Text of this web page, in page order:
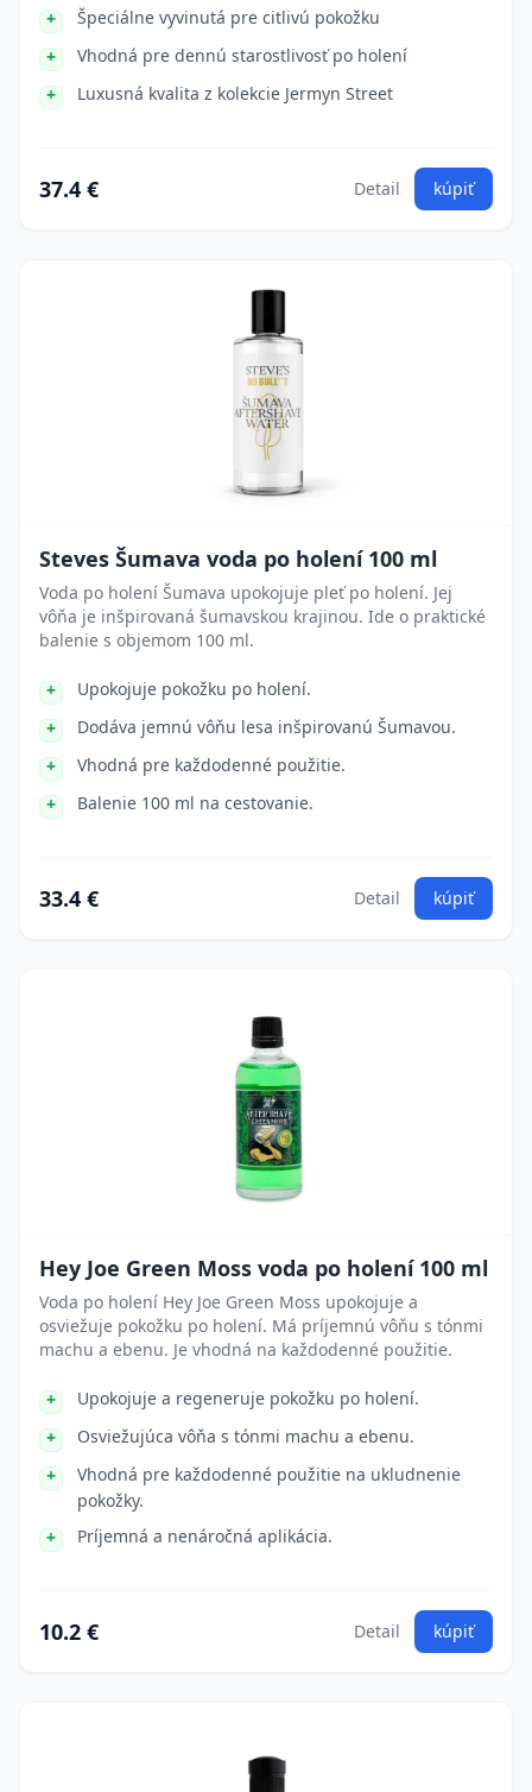
Špeciálne vyvinutá pre citlivú pokožku
Vhodná pre dennú starostlivosť po holení
Luxusná kvalita z kolekcie Jermyn Street
37.4 € Detail kúpiť
Steves Šumava voda po holení 100 ml
Voda po holení Šumava upokojuje pleť po holení. Jej
vôňa je inšpirovaná šumavskou krajinou. Ide o praktické
balenie s objemom 100 ml.
Upokojuje pokožku po holení.
Dodáva jemnú vôňu lesa inšpirovanú Šumavou.
Vhodná pre každodenné použitie.
Balenie 100 ml na cestovanie.
33.4 € Detail kúpiť
Hey Joe Green Moss voda po holení 100 ml
Voda po holení Hey Joe Green Moss upokojuje a
osviežuje pokožku po holení. Má príjemnú vôňu s tónmi
machu a ebenu. Je vhodná na každodenné použitie.
Upokojuje a regeneruje pokožku po holení.
Osviežujúca vôňa s tónmi machu a ebenu.
Vhodná pre každodenné použitie na ukludnenie
pokožky.
Príjemná a nenáročná aplikácia.
10.2 € Detail kúpiť